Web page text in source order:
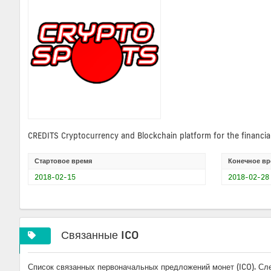
CREDITS Cryptocurrency and Blockchain platform for the
Стартовое время
2018-02-15
Конечное
2018-02-28
Связанные ICO
Список связанных первоначальных предложений монет (ICO).